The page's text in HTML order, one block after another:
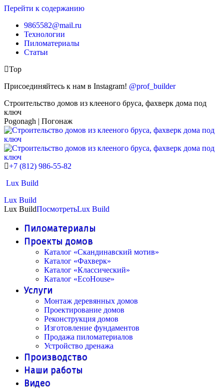
Перейти к содержанию
9865582@mail.ru
Технологии
Пиломатериалы
Статьи
Top
Присоединяйтесь к нам в Instagram! @prof_builder
Строительство домов из клееного бруса, фахверк дома под
ключ
Pogonagh | Погонаж
+7 (812) 986-55-82
Lux Build
Lux Build
Lux BuildПосмотретьLux Build
Пиломатериалы
Проекты домов
Каталог «Скандинавский мотив»
Каталог «Фахверк»
Каталог «Классический»
Каталог «EcoHouse»
Услуги
Монтаж деревянных домов
Проектирование домов
Реконструкция домов
Изготовление фундаментов
Продажа пиломатериалов
Устройство дренажа
Производство
Наши работы
Видео